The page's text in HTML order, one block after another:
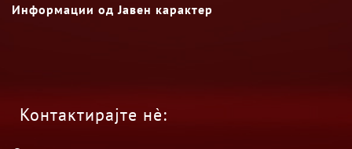
Информации од Јавен карактер
Контактирајте нè: